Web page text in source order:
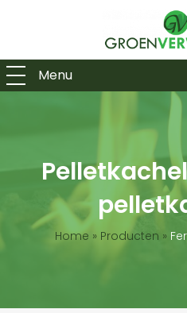
Menu
Home » Producten »